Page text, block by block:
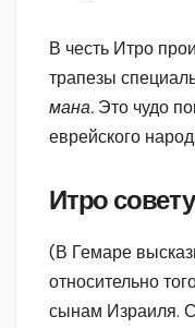
В честь Итро
трапезы
мана. Это чудо
еврейского
Итро
(В Гемаре
относительно
сынам Израиля.